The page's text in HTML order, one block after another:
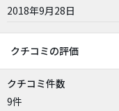
2018年9月28日
クチコミの評価
クチコミ件数
9件